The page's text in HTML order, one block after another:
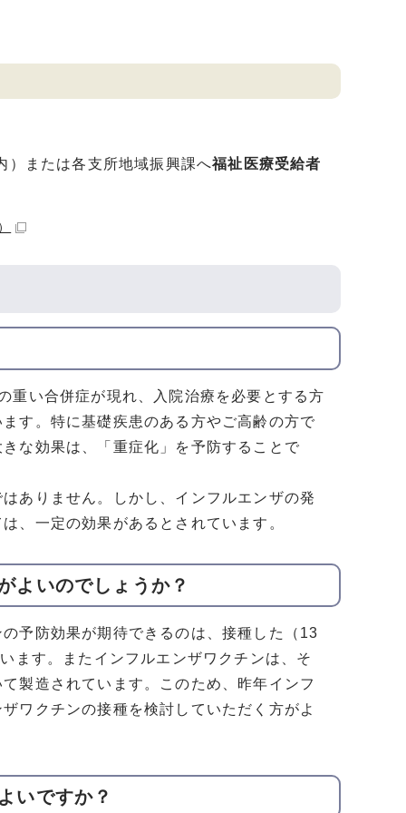
）または各支所地域振興課へ福祉医療受給者
重い合併症が現れ、入院治療を必要とする方
す。特に基礎疾患のある方やご高齢の方で
な効果は、「重症化」を予防することで
ありません。しかし、インフルエンザの発
、一定の効果があるとされています。
よいのでしょうか？
予防効果が期待できるのは、接種した（13
ます。またインフルエンザワクチンは、そ
製造されています。このため、昨年インフ
ワクチンの接種を検討していただく方がよ
いですか？